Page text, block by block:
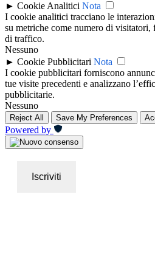
► Cookie Analitici Nota
I cookie analitici tracciano le
su metriche come numero di
di traffico.
Nessuno
► Cookie Pubblicitari Nota
I cookie pubblicitari forniscono
tue visite precedenti e analizzano
pubblicitarie.
Nessuno
Reject All Save My Preferences
Powered by
Iscriviti